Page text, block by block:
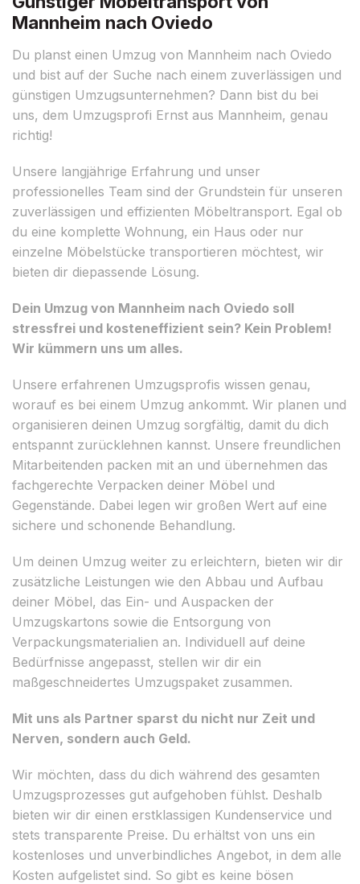
Mannheim nach Oviedo
Du planst einen Umzug von Mannheim nach Oviedo
und bist auf der Suche nach einem zuverlässigen und
günstigen Umzugsunternehmen? Dann bist du bei
uns, dem Umzugsprofi Ernst aus Mannheim, genau
richtig!
Unsere langjährige Erfahrung und unser
professionelles Team sind der Grundstein für unseren
zuverlässigen und effizienten Möbeltransport. Egal ob
du eine komplette Wohnung, ein Haus oder nur
einzelne Möbelstücke transportieren möchtest, wir
bieten dir diepassende Lösung.
Dein Umzug von Mannheim nach Oviedo soll
stressfrei und kosteneffizient sein? Kein Problem!
Wir kümmern uns um alles.
Unsere erfahrenen Umzugsprofis wissen genau,
worauf es bei einem Umzug ankommt. Wir planen und
organisieren deinen Umzug sorgfältig, damit du dich
entspannt zurücklehnen kannst. Unsere freundlichen
Mitarbeitenden packen mit an und übernehmen das
fachgerechte Verpacken deiner Möbel und
Gegenstände. Dabei legen wir großen Wert auf eine
sichere und schonende Behandlung.
Um deinen Umzug weiter zu erleichtern, bieten wir dir
zusätzliche Leistungen wie den Abbau und Aufbau
deiner Möbel, das Ein- und Auspacken der
Umzugskartons sowie die Entsorgung von
Verpackungsmaterialien an. Individuell auf deine
Bedürfnisse angepasst, stellen wir dir ein
maßgeschneidertes Umzugspaket zusammen.
Mit uns als Partner sparst du nicht nur Zeit und
Nerven, sondern auch Geld.
Wir möchten, dass du dich während des gesamten
Umzugsprozesses gut aufgehoben fühlst. Deshalb
bieten wir dir einen erstklassigen Kundenservice und
stets transparente Preise. Du erhältst von uns ein
kostenloses und unverbindliches Angebot, in dem alle
Kosten aufgelistet sind. So gibt es keine bösen